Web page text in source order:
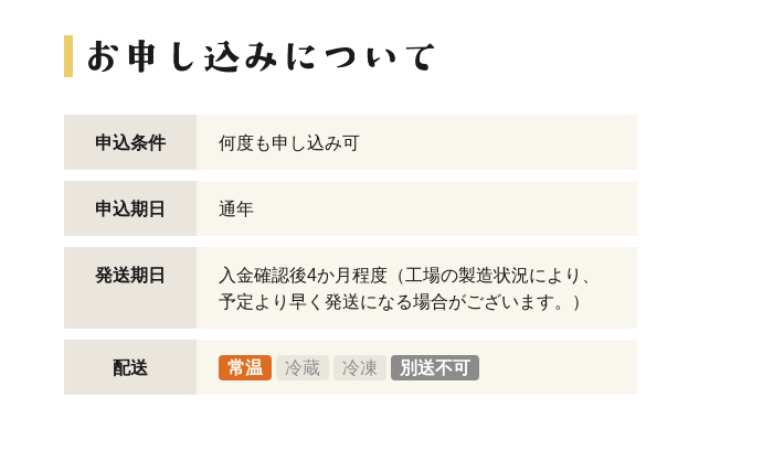
申込条件 何度も申し込み可
申込期日 通年
発送期日
入金確認後4か月程度（工場の製造状況により、
予定より早く発送になる場合がございます。）
配送 常温 冷蔵 冷凍 別送不可